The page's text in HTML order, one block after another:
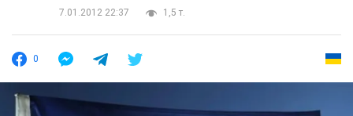
7.01.2012 22:37
1,5 т.
0